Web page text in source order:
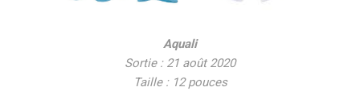
Aquali
Sortie : 21 août 2020
Taille : 12 pouces